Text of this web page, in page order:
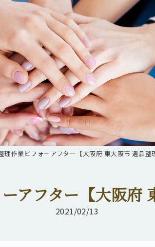
理作業ビフォーアフター【大阪府 東大阪市 遺品
アフター【大阪
2021/02/13